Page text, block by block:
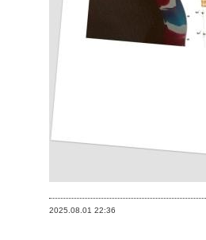
2025.08.01 22:36